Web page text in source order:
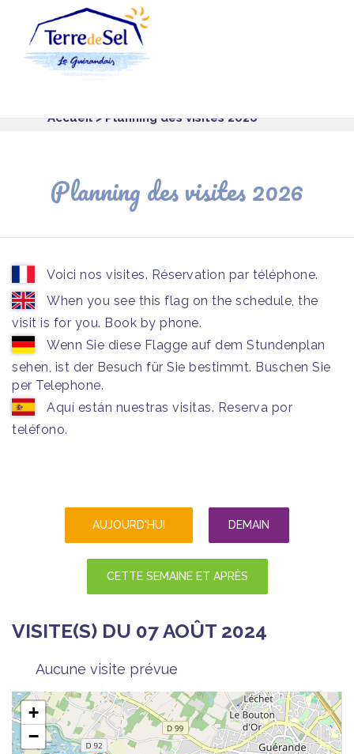
Accueil> Planning des visites 2026
Planning des visites 2026
Voici nos visites. Réservation par téléphone.
When you see this flag on the schedule, the
visit is for you. Book by phone.
Wenn Sie diese Flagge auf dem Stundenplan
sehen, ist der Besuch für Sie bestimmt. Buschen Sie
per Telephone.
Aquí están nuestras visitas. Reserva por
teléfono.
AUJOURD'HUI DEMAIN
CETTE SEMAINE ET APRÈS
VISITE(S) DU 07 AOÛT 2024
Aucune visite prévue
+
−
Panneau de gestion des cookies